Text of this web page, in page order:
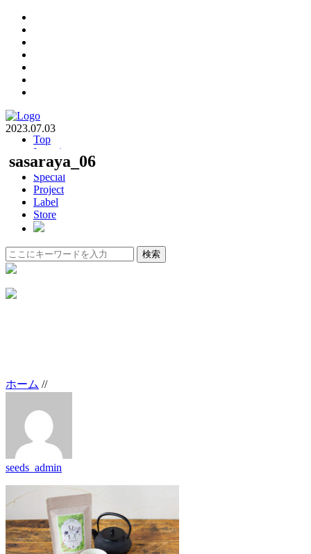
Top
Interview
Column
Special
Project
Label
Store
2023.07.03
sasaraya_06
ホーム //
seeds_admin